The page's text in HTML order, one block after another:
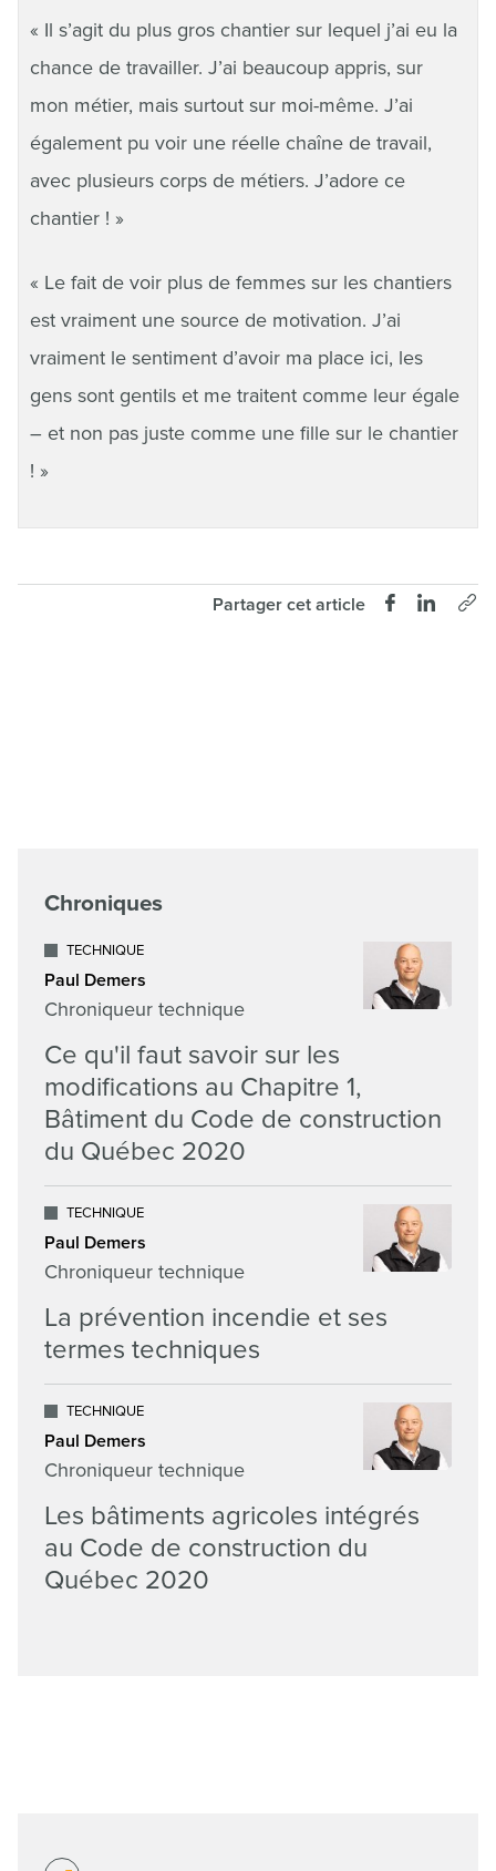
« Il s’agit du plus gros chantier sur lequel j’ai eu la
chance de travailler. J’ai beaucoup appris, sur
mon métier, mais surtout sur moi-même. J’ai
également pu voir une réelle chaîne de travail,
avec plusieurs corps de métiers. J’adore ce
chantier ! »
« Le fait de voir plus de femmes sur les chantiers
est vraiment une source de motivation. J’ai
vraiment le sentiment d’avoir ma place ici, les
gens sont gentils et me traitent comme leur égale
– et non pas juste comme une fille sur le chantier
! »
Partager cet article
Chroniques
TECHNIQUE
Paul Demers
Chroniqueur technique
Ce qu'il faut savoir sur les
modifications au Chapitre 1,
Bâtiment du Code de construction
du Québec 2020
TECHNIQUE
Paul Demers
Chroniqueur technique
La prévention incendie et ses
termes techniques
TECHNIQUE
Paul Demers
Chroniqueur technique
Les bâtiments agricoles intégrés
au Code de construction du
Québec 2020